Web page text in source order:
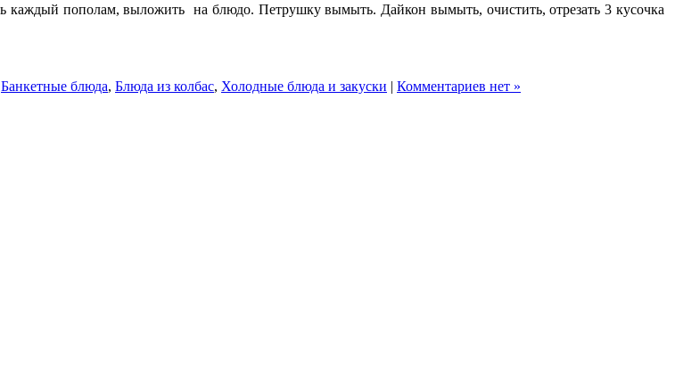
каждый пополам, выложить на блюдо. Петрушку вымыть. Дайкон вымыть, очистить, отрезать 3 кусочка
Банкетные блюда, Блюда из колбас, Холодные блюда и закуски | Комментариев нет »